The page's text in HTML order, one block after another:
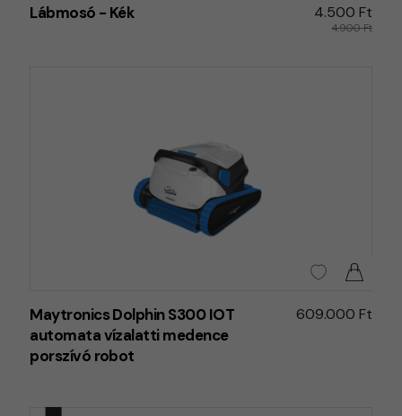
Lábmosó - Kék 4.500 Ft
4.900 Ft
Maytronics Dolphin S300 IOT
automata vízalatti medence
porszívó robot
609.000 Ft